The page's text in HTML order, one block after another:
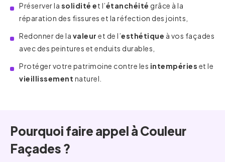
Préserver la solidité et l’étanchéité grâce à la
réparation des fissures et la réfection des joints,
Redonner de la valeur et de l’esthétique à vos façades
avec des peintures et enduits durables,
Protéger votre patrimoine contre les intempéries et le
vieillissement naturel.
Pourquoi faire appel à Couleur
Façades ?